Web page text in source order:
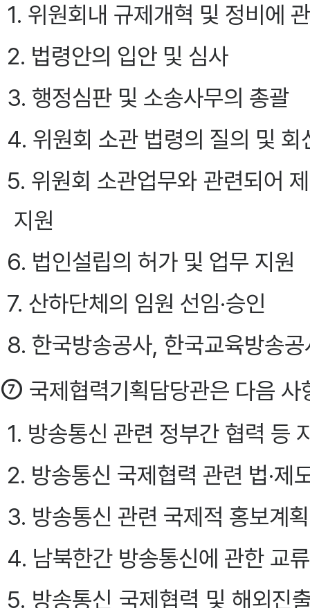
1. 위원회내 규제개혁 및 정비에
2. 법령안의 입안 및 심사
3. 행정심판 및 소송사무의 총괄
4. 위원회 소관 법령의 질의 및 회
5. 위원회 소관업무와 관련되어
지원
6. 법인설립의 허가 및 업무 지원
7. 산하단체의 임원 선임·승인
8. 한국방송공사, 한국교육방송
⑦ 국제협력기획담당관은 다음 사
1. 방송통신 관련 정부간 협력 등
2. 방송통신 국제협력 관련 법·제
3. 방송통신 관련 국제적 홍보계
4. 남북한간 방송통신에 관한 교
5. 방송통신 국제협력 및 해외진